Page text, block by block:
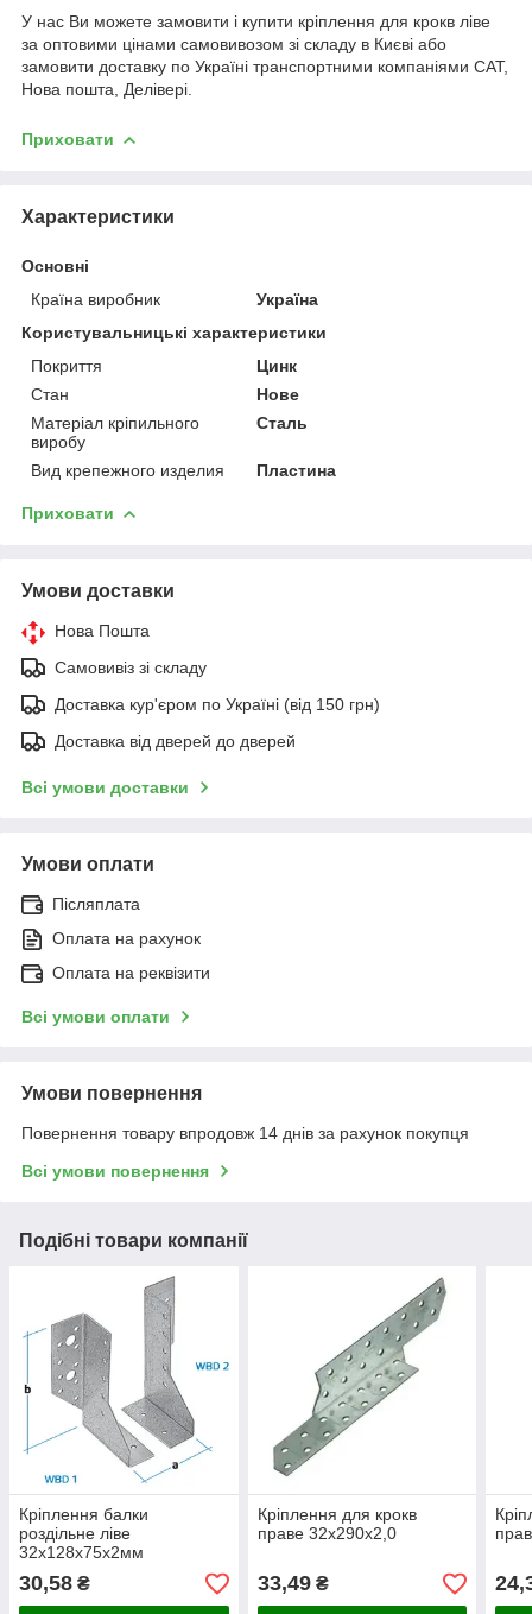
У нас Ви можете замовити і купити кріплення для крокв ліве
за оптовими цінами самовивозом зі складу в Києві або
замовити доставку по Україні транспортними компаніями САТ,
Нова пошта, Делівері.
Приховати
Характеристики
Основні
Країна виробник
Україна
Користувальницькі характеристики
Покриття
Цинк
Стан
Нове
Матеріал кріпильного
виробу
Сталь
Вид крепежного изделия Пластина
Приховати
Умови доставки
Нова Пошта
Самовивіз зі складу
Доставка кур'єром по Україні (від 150 грн)
Доставка від дверей до дверей
Всі умови доставки
Умови оплати
Післяплата
Оплата на рахунок
Оплата на реквізити
Всі умови оплати
Умови повернення
Повернення товару впродовж 14 днів за рахунок покупця
Всі умови повернення
Подібні товари компанії
Кріплення балки
роздільне ліве
32х128х75х2мм
30,58 ₴
Кріплення для крокв
праве 32х290х2,0
33,49₴